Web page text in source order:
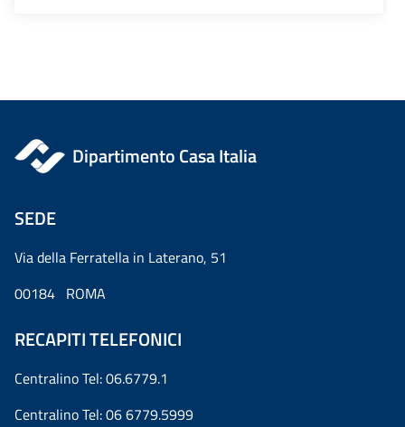
Dipartimento Casa Italia
SEDE
Via della Ferratella in Laterano, 51
00184 ROMA
RECAPITI TELEFONICI
Centralino Tel: 06.6779.1
Centralino Tel: 06 6779.5999